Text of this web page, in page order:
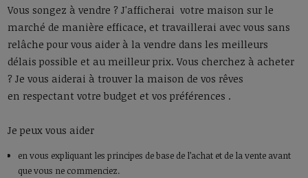
Vous songez à vendre ? J'afficherai votre maison sur le
marché de manière efficace, et travaillerai avec vous sans
relâche pour vous aider à la vendre dans les meilleurs
délais possible et au meilleur prix. Vous cherchez à acheter
? Je vous aiderai à trouver la maison de vos rêves
en respectant votre budget et vos préférences .
Je peux vous aider
en vous expliquant les principes de base de l’achat et de la vente avant
que vous ne commenciez.